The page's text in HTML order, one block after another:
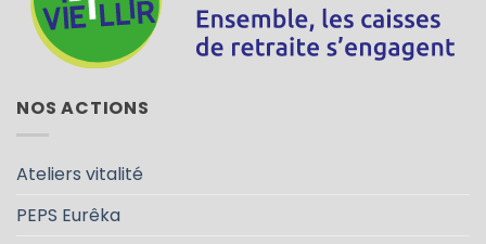
NOS ACTIONS
Ateliers vitalité
PEPS Eurêka